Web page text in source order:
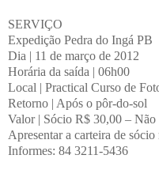
SERVIÇO
Expedição Pedra do Ingá PB
Dia | 11 de março de 2012
Horária da saída | 06h00
Local | Practical Curso de
Retorno | Após o pôr-do-sol
Valor | Sócio R$ 30,00 –
Apresentar a carteira de
Informes: 84 3211-5436